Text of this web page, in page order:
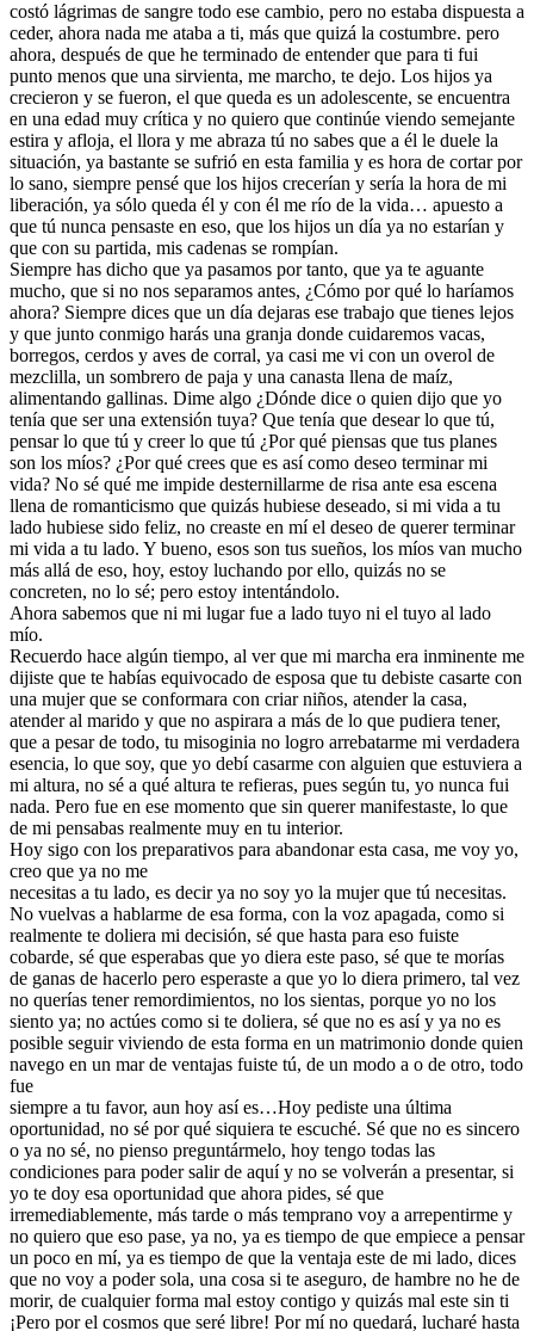
costó lágrimas de sangre todo ese cambio, pero no estaba dispuesta a
ceder, ahora nada me ataba a ti, más que quizá la costumbre. pero
ahora, después de que he terminado de entender que para ti fui
punto menos que una sirvienta, me marcho, te dejo. Los hijos ya
crecieron y se fueron, el que queda es un adolescente, se encuentra
en una edad muy crítica y no quiero que continúe viendo semejante
estira y afloja, el llora y me abraza tú no sabes que a él le duele la
situación, ya bastante se sufrió en esta familia y es hora de cortar por
lo sano, siempre pensé que los hijos crecerían y sería la hora de mi
liberación, ya sólo queda él y con él me río de la vida… apuesto a
que tú nunca pensaste en eso, que los hijos un día ya no estarían y
que con su partida, mis cadenas se rompían.
Siempre has dicho que ya pasamos por tanto, que ya te aguante
mucho, que si no nos separamos antes, ¿Cómo por qué lo haríamos
ahora? Siempre dices que un día dejaras ese trabajo que tienes lejos
y que junto conmigo harás una granja donde cuidaremos vacas,
borregos, cerdos y aves de corral, ya casi me vi con un overol de
mezclilla, un sombrero de paja y una canasta llena de maíz,
alimentando gallinas. Dime algo ¿Dónde dice o quien dijo que yo
tenía que ser una extensión tuya? Que tenía que desear lo que tú,
pensar lo que tú y creer lo que tú ¿Por qué piensas que tus planes
son los míos? ¿Por qué crees que es así como deseo terminar mi
vida? No sé qué me impide desternillarme de risa ante esa escena
llena de romanticismo que quizás hubiese deseado, si mi vida a tu
lado hubiese sido feliz, no creaste en mí el deseo de querer terminar
mi vida a tu lado. Y bueno, esos son tus sueños, los míos van mucho
más allá de eso, hoy, estoy luchando por ello, quizás no se
concreten, no lo sé; pero estoy intentándolo.
Ahora sabemos que ni mi lugar fue a lado tuyo ni el tuyo al lado
mío.
Recuerdo hace algún tiempo, al ver que mi marcha era inminente me
dijiste que te habías equivocado de esposa que tu debiste casarte con
una mujer que se conformara con criar niños, atender la casa,
atender al marido y que no aspirara a más de lo que pudiera tener,
que a pesar de todo, tu misoginia no logro arrebatarme mi verdadera
esencia, lo que soy, que yo debí casarme con alguien que estuviera a
mi altura, no sé a qué altura te refieras, pues según tu, yo nunca fui
nada. Pero fue en ese momento que sin querer manifestaste, lo que
de mi pensabas realmente muy en tu interior.
Hoy sigo con los preparativos para abandonar esta casa, me voy yo,
creo que ya no me
necesitas a tu lado, es decir ya no soy yo la mujer que tú necesitas.
No vuelvas a hablarme de esa forma, con la voz apagada, como si
realmente te doliera mi decisión, sé que hasta para eso fuiste
cobarde, sé que esperabas que yo diera este paso, sé que te morías
de ganas de hacerlo pero esperaste a que yo lo diera primero, tal vez
no querías tener remordimientos, no los sientas, porque yo no los
siento ya; no actúes como si te doliera, sé que no es así y ya no es
posible seguir viviendo de esta forma en un matrimonio donde quien
navego en un mar de ventajas fuiste tú, de un modo a o de otro, todo
fue
siempre a tu favor, aun hoy así es…Hoy pediste una última
oportunidad, no sé por qué siquiera te escuché. Sé que no es sincero
o ya no sé, no pienso preguntármelo, hoy tengo todas las
condiciones para poder salir de aquí y no se volverán a presentar, si
yo te doy esa oportunidad que ahora pides, sé que
irremediablemente, más tarde o más temprano voy a arrepentirme y
no quiero que eso pase, ya no, ya es tiempo de que empiece a pensar
un poco en mí, ya es tiempo de que la ventaja este de mi lado, dices
que no voy a poder sola, una cosa si te aseguro, de hambre no he de
morir, de cualquier forma mal estoy contigo y quizás mal este sin ti
¡Pero por el cosmos que seré libre! Por mí no quedará, lucharé hasta